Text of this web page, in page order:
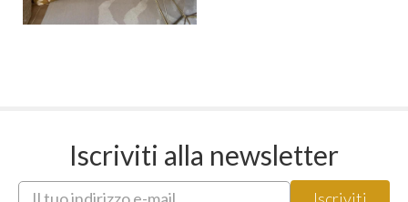
Iscriviti alla newsletter